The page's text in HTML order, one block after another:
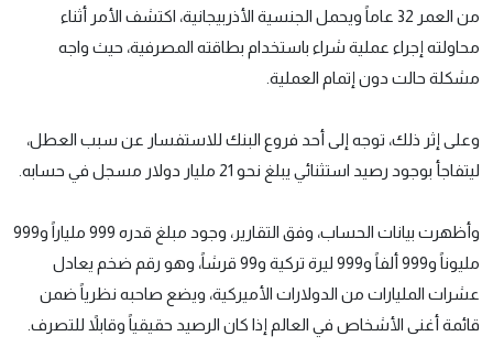
من العمر 32 عاماً ويحمل الجنسية الأذربيجانية، اكتشف الأمر أثناء
محاولته إجراء عملية شراء باستخدام بطاقته المصرفية، حيث واجه
مشكلة حالت دون إتمام العملية.
وعلى إثر ذلك، توجه إلى أحد فروع البنك للاستفسار عن سبب العطل،
ليتفاجأ بوجود رصيد استثنائي يبلغ نحو 21 مليار دولار مسجل في حسابه.
وأظهرت بيانات الحساب، وفق التقارير، وجود مبلغ قدره 999 ملياراً و999
مليوناً و999 ألفاً و999 ليرة تركية و99 قرشاً، وهو رقم ضخم يعادل
عشرات المليارات من الدولارات الأميركية، ويضع صاحبه نظرياً ضمن
قائمة أغنى الأشخاص في العالم إذا كان الرصيد حقيقياً وقابلاً للتصرف.